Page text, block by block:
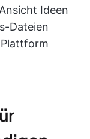
Ideen
Dateien